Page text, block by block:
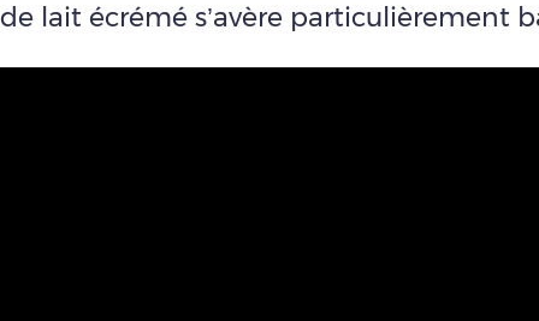
de lait écrémé s’avère particulièrement